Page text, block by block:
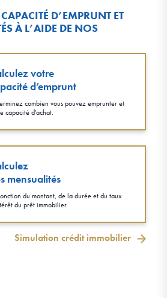
D’EMPRUNT ET
À L’AIDE DE NOS
votre
d’emprunt
combien vous pouvez emprunter et
capacité d'achat.
mensualités
du montant, de la durée et du taux
du prêt immobilier.
Simulation crédit immobilier